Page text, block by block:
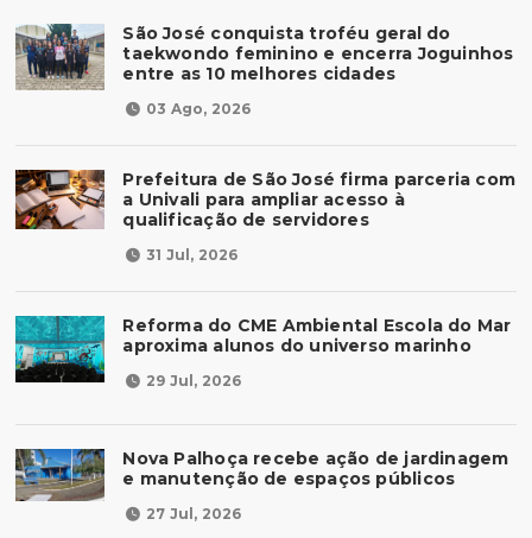
São José conquista troféu geral do
taekwondo feminino e encerra Joguinhos
entre as 10 melhores cidades
03 Ago, 2026
Prefeitura de São José firma parceria com
a Univali para ampliar acesso à
qualificação de servidores
31 Jul, 2026
Reforma do CME Ambiental Escola do Mar
aproxima alunos do universo marinho
29 Jul, 2026
Nova Palhoça recebe ação de jardinagem
e manutenção de espaços públicos
27 Jul, 2026